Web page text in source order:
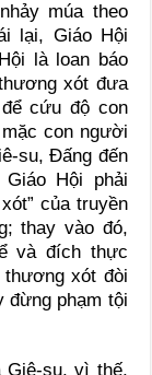
múa theo
lại, Giáo Hội
là loan báo
xót đưa
cứu độ con
con người
su, Đấng đến
Hội phải
của truyền
thay vào đó,
và đích thực
xót đòi
đừng phạm tội
Giê-su, vì thế,